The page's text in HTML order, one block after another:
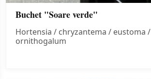
Buchet "Soare verde"
Hortensia / chryzantema / eustoma /
ornithogalum